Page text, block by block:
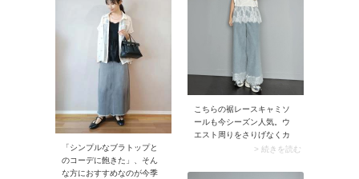
になりますよ。
こちらの裾レースキャミソ
ールも今シーズン人気。ウ
エスト周りをさりげなくカ
バーできるのが大人世代に
にはキャミソールと同色で
> 続きを読む
「シンプルなブラトップと
のコーデに飽きた」、そん
な方におすすめなのが今季